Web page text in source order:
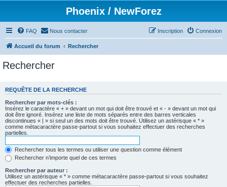
Phoenix / NewForez
FAQ Nous contacter Connexion
Inscription
Accueil du forum Rechercher
Rechercher
REQUÊTE DE LA RECHERCHE
Rechercher par mots-clés :
Insérez le caractère « + » devant un mot qui doit être trouvé et « - » devant un mot qui
doit être ignoré. Insérez une liste de mots séparés entre des barres verticales
discontinues « | » si seul un des mots doit être trouvé. Utilisez un astérisque « * »
comme métacaractère passe-partout si vous souhaitez effectuer des recherches
partielles.
Rechercher tous les termes ou utiliser une question comme élément
Rechercher n’importe quel de ces termes
Rechercher par auteur :
Utilisez un astérisque « * » comme métacaractère passe-partout si vous souhaitez
effectuer des recherches partielles.